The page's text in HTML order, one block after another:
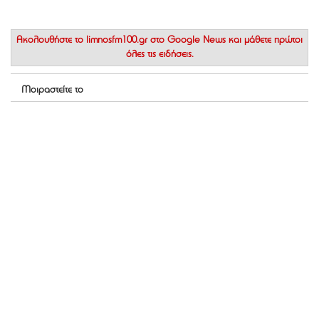
Ακολουθήστε το limnosfm100.gr στο Google News και μάθετε πρώτοι
όλες τις ειδήσεις.
Μοιραστείτε το